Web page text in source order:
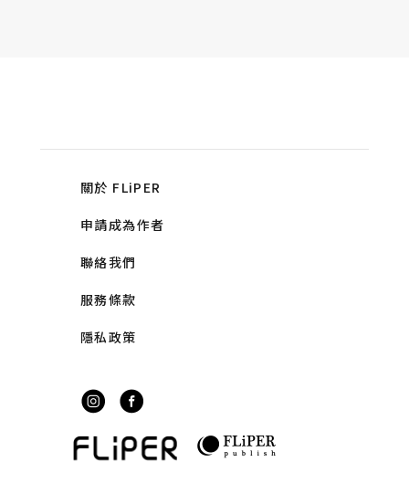
關於 FLiPER
申請成為作者
聯絡我們
服務條款
隱私政策